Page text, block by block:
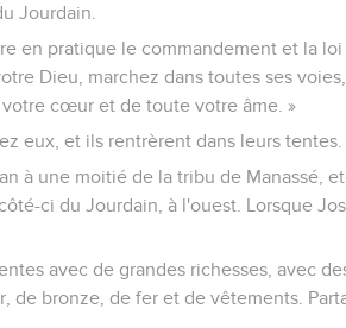
Jourdain.
en pratique le commandement et la
Dieu, marchez dans toutes ses
cœur et de toute votre âme. »
eux, et ils rentrèrent dans leurs tentes.
à une moitié de la tribu de Manassé,
ci du Jourdain, à l'ouest. Lorsque
avec de grandes richesses, avec
de bronze, de fer et de vêtements.